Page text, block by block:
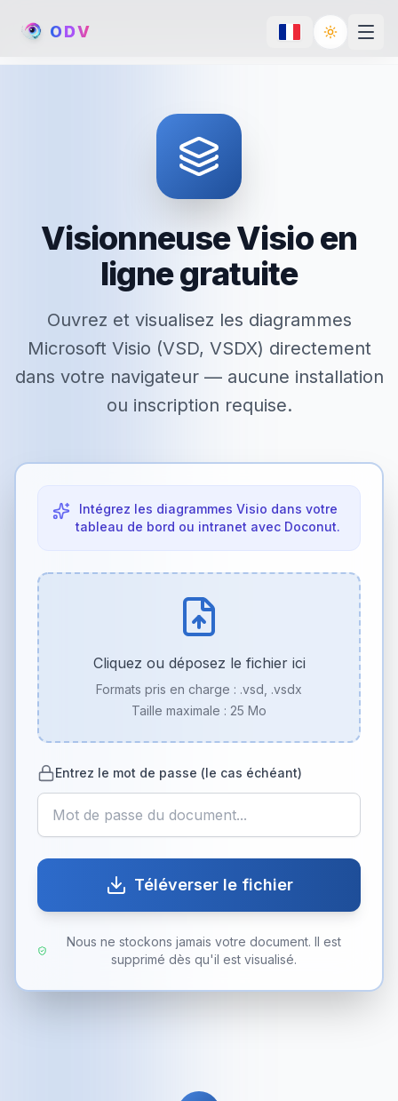
ODV Toggle
Visionneuse Visio en
ligne gratuite
Ouvrez et visualisez les diagrammes
Microsoft Visio (VSD, VSDX) directement
dans votre navigateur — aucune installation
ou inscription requise.
Intégrez les diagrammes Visio dans votre
tableau de bord ou intranet avec Doconut.
Cliquez ou déposez le fichier ici
Formats pris en charge : .vsd, .vsdx
Taille maximale : 25 Mo
Entrez le mot de passe (le cas échéant)
Téléverser le fichier
Nous ne stockons jamais votre document. Il est
supprimé dès qu'il est visualisé.